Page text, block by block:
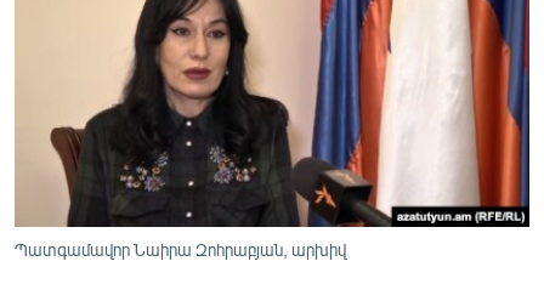
ՏԱՐԱԾԱՇՐՋԱՆ
ՄԻՋԱԶԳԱՅԻՆ
ՄՇԱԿՈՒՅԹ
ՍՊՈՐՏ
ՄԵԿՆԱԲԱՆՈՒԹՅՈՒՆ
ՏՏ ԵՒ ԻՆՏԵՐՆԵՏ
Պատգամավոր Նաիրա Զոհրաբյան, արխիվ